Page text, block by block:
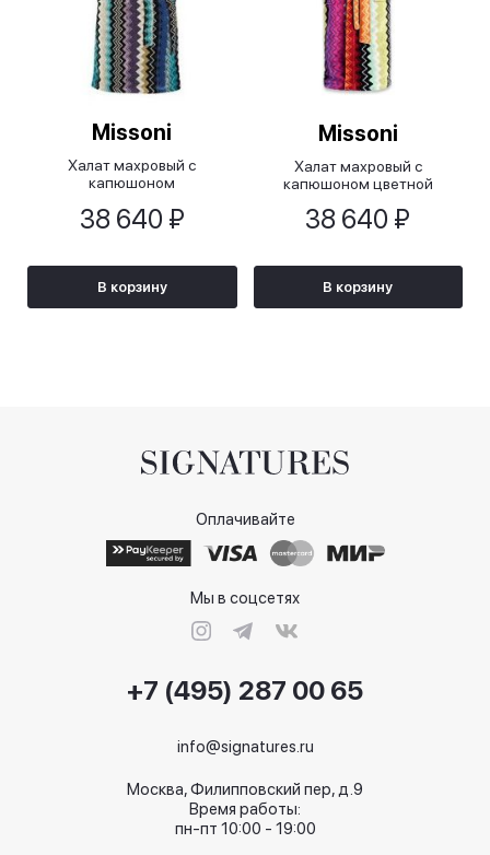
Missoni
Халат махровый с
капюшоном
светлых тонах
38 640 ₽
В корзину
Missoni
Халат махровый с
капюшоном цветной
38 640 ₽
В корзину
Оплачивайте
Мы в соцсетях
+7 (495) 287 00 65
info@signatures.ru
Москва, Филипповский пер, д.9
Время работы:
пн-пт 10:00 - 19:00